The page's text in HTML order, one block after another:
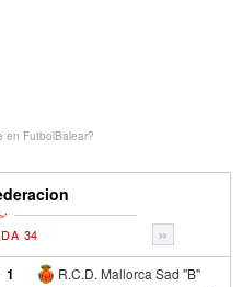
en FutbolBalear?
»
34
R.C.D. Mallorca Sad "B"
1